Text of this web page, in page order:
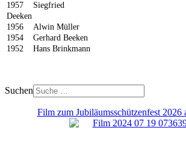
1957 Siegfried
Deeken
1956 Alwin Müller
1954 Gerhard Beeken
1952 Hans Brinkmann
Suchen
Film zum Jubiläumsschützenfest 2026